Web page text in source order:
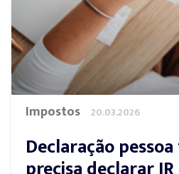
Impostos 20.03.2026
Declaração